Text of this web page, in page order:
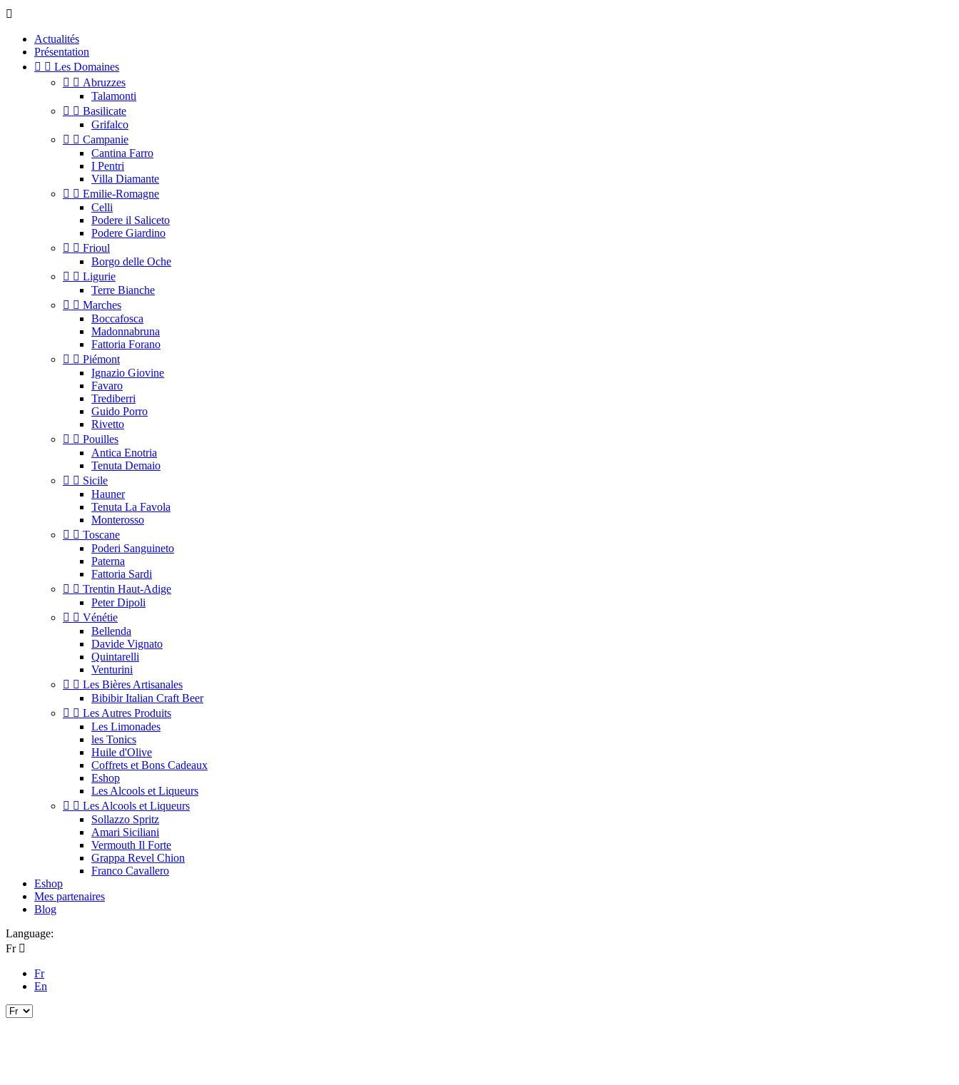

Actualités
Présentation
  Les Domaines
  Abruzzes
Talamonti
  Basilicate
Grifalco
  Campanie
Cantina Farro
I Pentri
Villa Diamante
  Emilie-Romagne
Celli
Podere il Saliceto
Podere Giardino
  Frioul
Borgo delle Oche
  Ligurie
Terre Bianche
  Marches
Boccafosca
Madonnabruna
Fattoria Forano
  Piémont
Ignazio Giovine
Favaro
Trediberri
Guido Porro
Rivetto
  Pouilles
Antica Enotria
Tenuta Demaio
  Sicile
Hauner
Tenuta La Favola
Monterosso
  Toscane
Poderi Sanguineto
Paterna
Fattoria Sardi
  Trentin Haut-Adige
Peter Dipoli
  Vénétie
Bellenda
Davide Vignato
Quintarelli
Venturini
  Les Bières Artisanales
Bibibir Italian Craft Beer
  Les Autres Produits
Les Limonades
les Tonics
Huile d'Olive
Coffrets et Bons Cadeaux
Eshop
Les Alcools et Liqueurs
  Les Alcools et Liqueurs
Sollazzo Spritz
Amari Siciliani
Vermouth Il Forte
Grappa Revel Chion
Franco Cavallero
Eshop
Mes partenaires
Blog
Language:
Fr 
Fr
En